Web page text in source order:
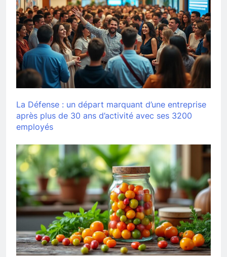
La Défense : un départ marquant d’une entreprise
après plus de 30 ans d’activité avec ses 3200
employés